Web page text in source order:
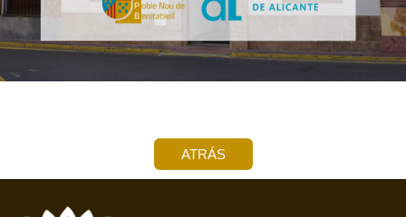
ATRÁS